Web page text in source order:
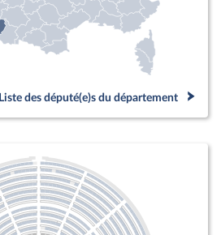
Liste des député(e)s du département